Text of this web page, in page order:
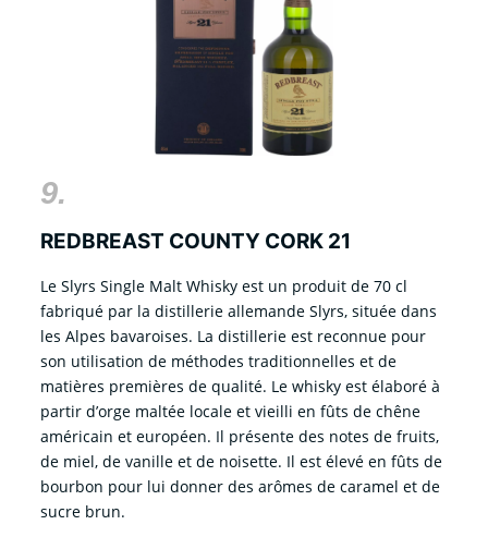
9.
REDBREAST COUNTY CORK 21
Le Slyrs Single Malt Whisky est un produit de 70 cl
fabriqué par la distillerie allemande Slyrs, située dans
les Alpes bavaroises. La distillerie est reconnue pour
son utilisation de méthodes traditionnelles et de
matières premières de qualité. Le whisky est élaboré à
partir d’orge maltée locale et vieilli en fûts de chêne
américain et européen. Il présente des notes de fruits,
de miel, de vanille et de noisette. Il est élevé en fûts de
bourbon pour lui donner des arômes de caramel et de
sucre brun.